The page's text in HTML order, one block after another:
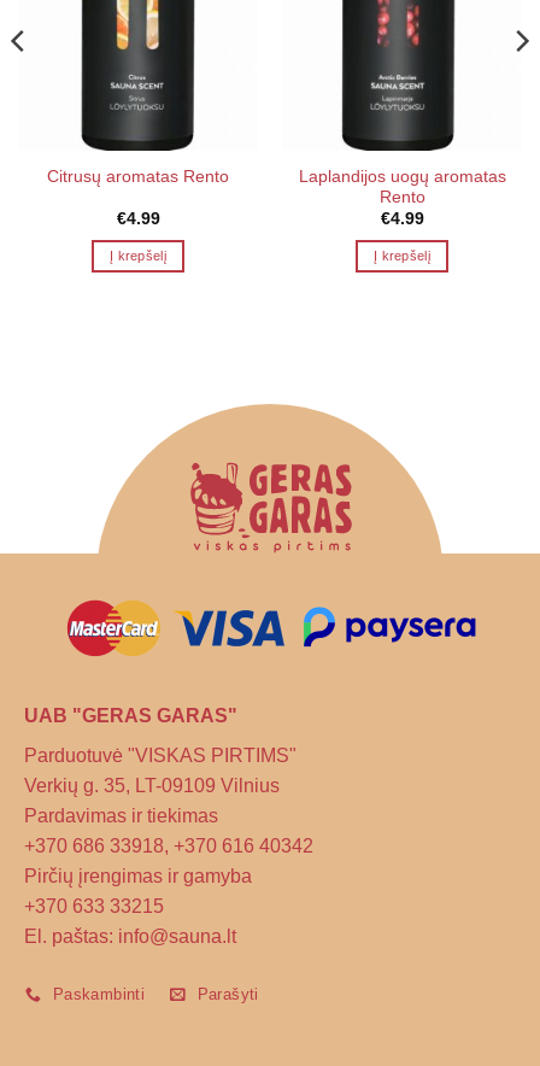
Citrusų aromatas Rento
€4.99
Į krepšelį
Laplandijos uogų aromatas
Rento
€4.99
Į krepšelį
UAB "GERAS GARAS"
Parduotuvė "VISKAS PIRTIMS"
Verkių g. 35, LT-09109 Vilnius
Pardavimas ir tiekimas
+370 686 33918, +370 616 40342
Pirčių įrengimas ir gamyba
+370 633 33215
El. paštas: info@sauna.lt
Paskambinti Parašyti